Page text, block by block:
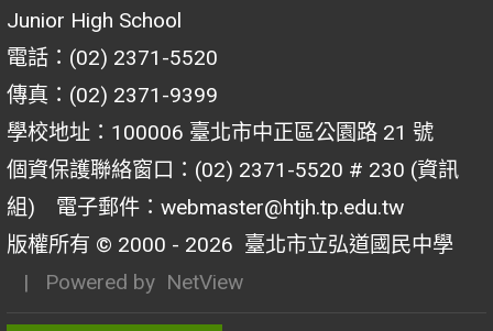
Junior High School
電話：(02) 2371-5520
傳真：(02) 2371-9399
學校地址：100006 臺北市中正區公園路 21 號
個資保護聯絡窗口：(02) 2371-5520 # 230 (資訊
組) 電子郵件：webmaster@htjh.tp.edu.tw
版權所有 © 2000 - 2026 臺北市立弘道國民中學
| Powered by NetView